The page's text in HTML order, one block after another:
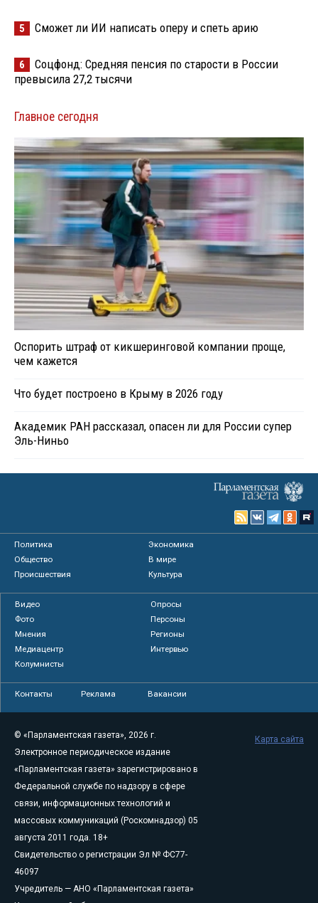
5 Сможет ли ИИ написать оперу и спеть арию
6
Соцфонд: Средняя пенсия по старости в России
превысила 27,2 тысячи
Главное сегодня
Оспорить штраф от кикшеринговой компании проще,
чем кажется
Что будет построено в Крыму в 2026 году
Академик РАН рассказал, опасен ли для России супер
Эль-Ниньо
Политика
Экономика
Общество
В мире
Происшествия
Культура
Видео
Опросы
Фото
Персоны
Мнения
Регионы
Медиацентр
Интервью
Колумнисты
Контакты Реклама Вакансии
© «Парламентская газета», 2026 г.
Электронное периодическое издание
«Парламентская газета» зарегистрировано в
Федеральной службе по надзору в сфере
связи, информационных технологий и
массовых коммуникаций (Роскомнадзор) 05
августа 2011 года. 18+
Свидетельство о регистрации Эл № ФС77-
46097
Учредитель — АНО «Парламентская газета»
Карта сайта